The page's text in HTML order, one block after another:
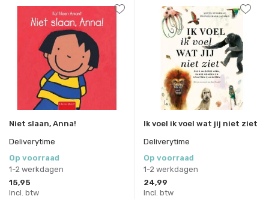
Niet slaan, Anna!
Deliverytime
Op voorraad
1-2 werkdagen
15,95
Incl. btw
Ik voel ik voel wat jij niet ziet
Deliverytime
Op voorraad
1-2 werkdagen
24,99
Incl. btw